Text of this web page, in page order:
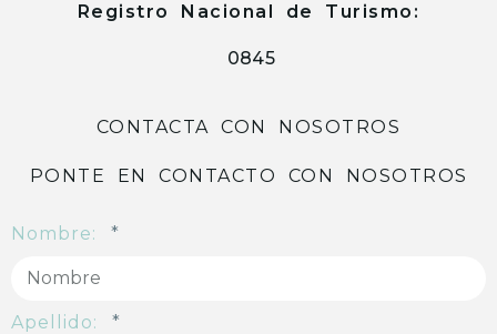
Registro Nacional de Turismo:
0845
CONTACTA CON NOSOTROS
PONTE EN CONTACTO CON NOSOTROS
Nombre:
Apellido: